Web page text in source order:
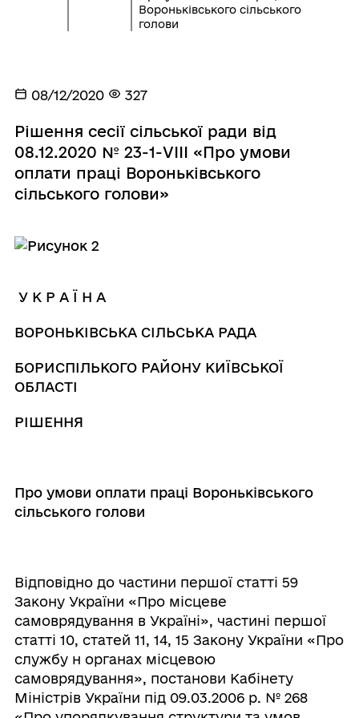
Вороньківського сільського
голови
08/12/2020 327
Рішення сесії сільської ради від
08.12.2020 № 23-1-VІІІ «Про умови
оплати праці Вороньківського
сільського голови»
У К Р А Ї Н А
ВОРОНЬКІВСЬКА СІЛЬСЬКА РАДА
БОРИСПІЛЬКОГО РАЙОНУ КИЇВСЬКОЇ
ОБЛАСТІ
РІШЕННЯ
Про умови оплати праці Вороньківського
сільського голови
Відповідно до частини першої статті 59
Закону України «Про місцеве
самоврядування в Україні», частині першої
статті 10, статей 11, 14, 15 Закону України «Про
службу н органах місцевою
самоврядування», постанови Кабінету
Міністрів України під 09.03.2006 р. № 268